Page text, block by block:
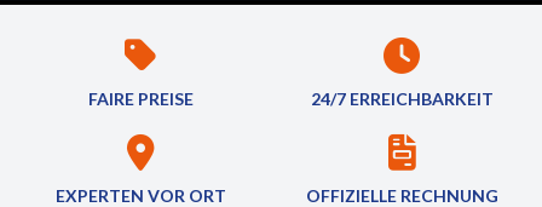
FAIRE PREISE 24/7 ERREICHBARKEIT
EXPERTEN VOR ORT OFFIZIELLE RECHNUNG